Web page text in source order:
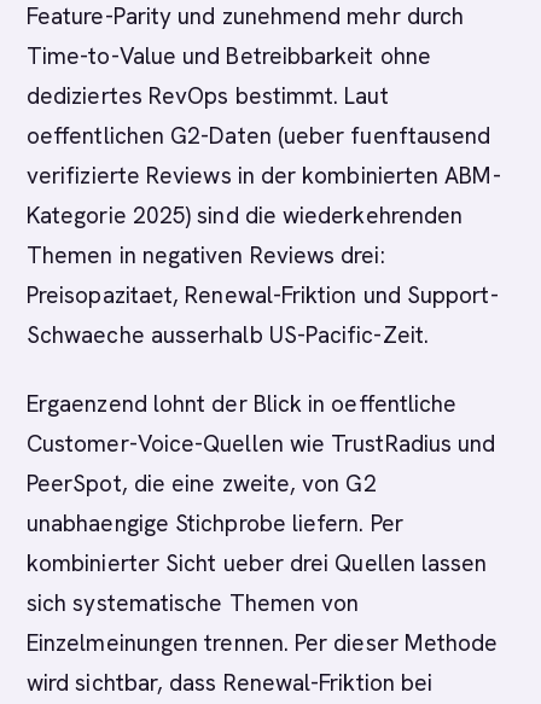
Feature-Parity und zunehmend mehr durch
Time-to-Value und Betreibbarkeit ohne
dediziertes RevOps bestimmt. Laut
oeffentlichen G2-Daten (ueber fuenftausend
verifizierte Reviews in der kombinierten ABM-
Kategorie 2025) sind die wiederkehrenden
Themen in negativen Reviews drei:
Preisopazitaet, Renewal-Friktion und Support-
Schwaeche ausserhalb US-Pacific-Zeit.
Ergaenzend lohnt der Blick in oeffentliche
Customer-Voice-Quellen wie TrustRadius und
PeerSpot, die eine zweite, von G2
unabhaengige Stichprobe liefern. Per
kombinierter Sicht ueber drei Quellen lassen
sich systematische Themen von
Einzelmeinungen trennen. Per dieser Methode
wird sichtbar, dass Renewal-Friktion bei